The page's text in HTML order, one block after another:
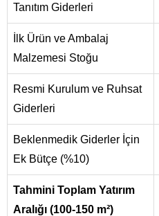
Tanıtım Giderleri
İlk Ürün ve Ambalaj
Malzemesi Stoğu
Resmi Kurulum ve Ruhsat
Giderleri
Beklenmedik Giderler İçin
Ek Bütçe (%10)
Tahmini Toplam Yatırım
Aralığı (100-150 m²)